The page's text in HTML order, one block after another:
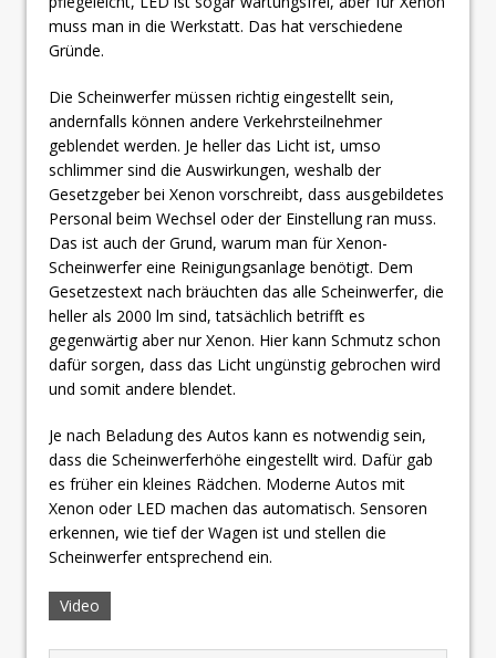
muss man in die Werkstatt. Das hat verschiedene
Gründe.
Die Scheinwerfer müssen richtig eingestellt sein,
andernfalls können andere Verkehrsteilnehmer
geblendet werden. Je heller das Licht ist, umso
schlimmer sind die Auswirkungen, weshalb der
Gesetzgeber bei Xenon vorschreibt, dass ausgebildetes
Personal beim Wechsel oder der Einstellung ran muss.
Das ist auch der Grund, warum man für Xenon-
Scheinwerfer eine Reinigungsanlage benötigt. Dem
Gesetzestext nach bräuchten das alle Scheinwerfer, die
heller als 2000 lm sind, tatsächlich betrifft es
gegenwärtig aber nur Xenon. Hier kann Schmutz schon
dafür sorgen, dass das Licht ungünstig gebrochen wird
und somit andere blendet.
Je nach Beladung des Autos kann es notwendig sein,
dass die Scheinwerferhöhe eingestellt wird. Dafür gab
es früher ein kleines Rädchen. Moderne Autos mit
Xenon oder LED machen das automatisch. Sensoren
erkennen, wie tief der Wagen ist und stellen die
Scheinwerfer entsprechend ein.
Video